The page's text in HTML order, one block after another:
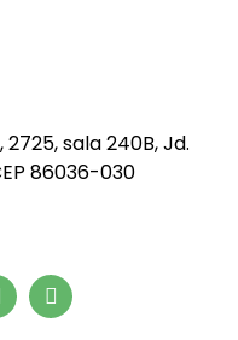
sala 240B, Jd.
86036-030